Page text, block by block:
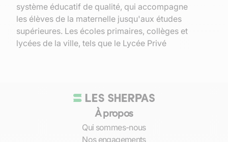
système éducatif de qualité, qui accompagne
les élèves de la maternelle jusqu'aux études
supérieures. Les écoles primaires, collèges et
lycées de la ville, tels que le Lycée Privé
La ville bénéficie également d'un environnement
culturellement riche, avec des infrastructures
telles que la Médiathèque La Corderie, offrant
accès facile à la connaissance et à la culture
À propos
Qui sommes-nous
Nos engagements